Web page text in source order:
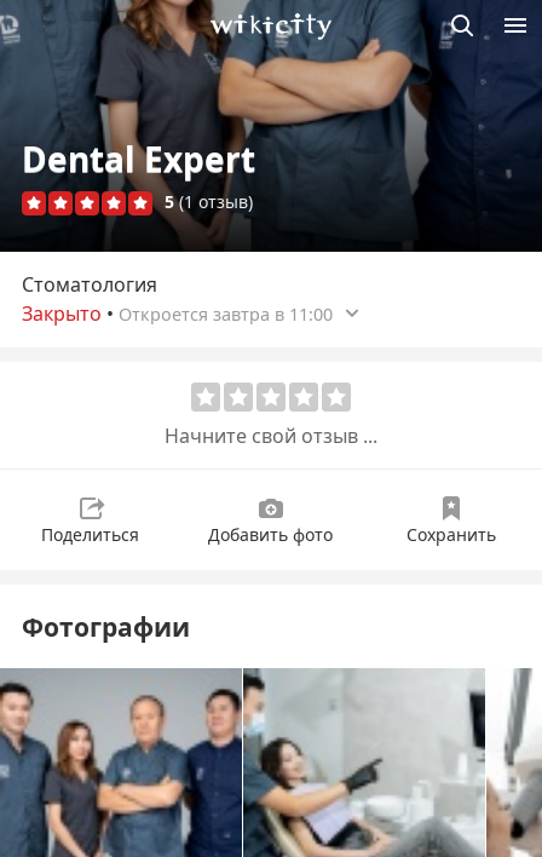
Викисити
Dental Expert
5 (1 отзыв)
Стоматология
Закрыто • Откроется завтра в 11:00
Начните свой отзыв ...
Поделиться Добавить фото Сохранить
Фотографии